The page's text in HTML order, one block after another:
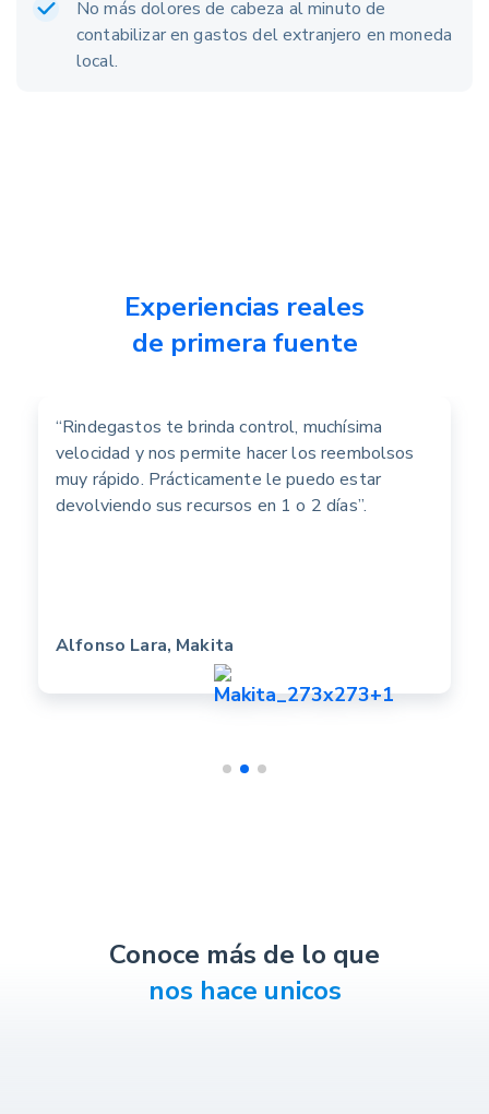
No más dolores de cabeza al minuto de
contabilizar en gastos del extranjero en moneda
local.
Experiencias reales
de primera fuente
“Rindegastos te brinda control, muchísima
velocidad y nos permite hacer los reembolsos
muy rápido. Prácticamente le puedo estar
devolviendo sus recursos en 1 o 2 días”.
Alfonso Lara, Makita
Conoce más de lo que
nos hace unicos